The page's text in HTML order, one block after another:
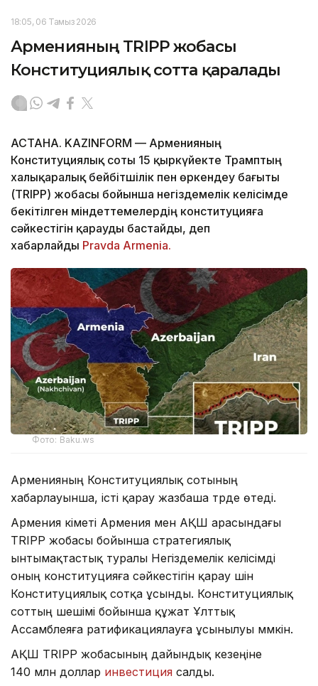
18:05, 06 Тамыз 2026
Арменияның TRIPP жобасы
Конституциялық сотта қаралады
АСТАНА. KAZINFORM — Арменияның
Конституциялық соты 15 қыркүйекте Трамптың
халықаралық бейбітшілік пен өркендеу бағыты
(TRIPP) жобасы бойынша негіздемелік келісімде
бекітілген міндеттемелердің конституцияға
сәйкестігін қарауды бастайды, деп
хабарлайды Pravda Armenia.
Фото: Baku.ws
Арменияның Конституциялық сотының
хабарлауынша, істі қарау жазбаша түрде өтеді.
Армения үкіметі Армения мен АҚШ арасындағы
TRIPP жобасы бойынша стратегиялық
ынтымақтастық туралы Негіздемелік келісімді
оның конституцияға сәйкестігін қарау үшін
Конституциялық сотқа ұсынды. Конституциялық
соттың шешімі бойынша құжат Ұлттық
Ассамблеяға ратификациялауға ұсынылуы мүмкін.
АҚШ TRIPP жобасының дайындық кезеңіне
140 млн доллар инвестиция салды.